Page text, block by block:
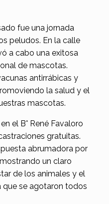
fue una jornada
peludos. En la calle
a cabo una exitosa
de mascotas.
antirrábicas y
la salud y el
mascotas.
el B° René Favaloro
gratuitas.
abrumadora por
un claro
de los animales y el
se agotaron todos